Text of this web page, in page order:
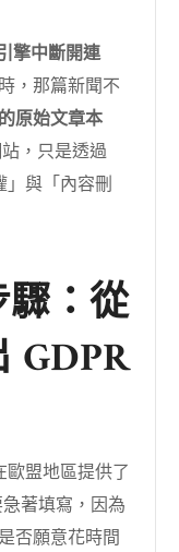
擎中斷開連
，那篇新聞不
原始文章本
，只是透過
與「內容刪
：從
GDPR
盟地區提供了
著填寫，因為
否願意花時間